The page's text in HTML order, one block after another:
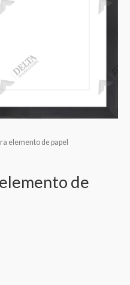
elemento de papel
de